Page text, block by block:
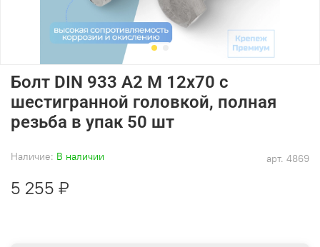
арт. 4869
Наличие: В наличии
Болт DIN 933 А2 M 12х70 с
шестигранной головкой, полная
резьба в упак 50 шт
5 255 ₽